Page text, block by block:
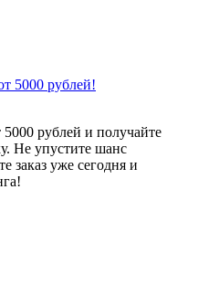
5000 рублей!
рублей и получайте
Не упустите шанс
заказ уже сегодня и